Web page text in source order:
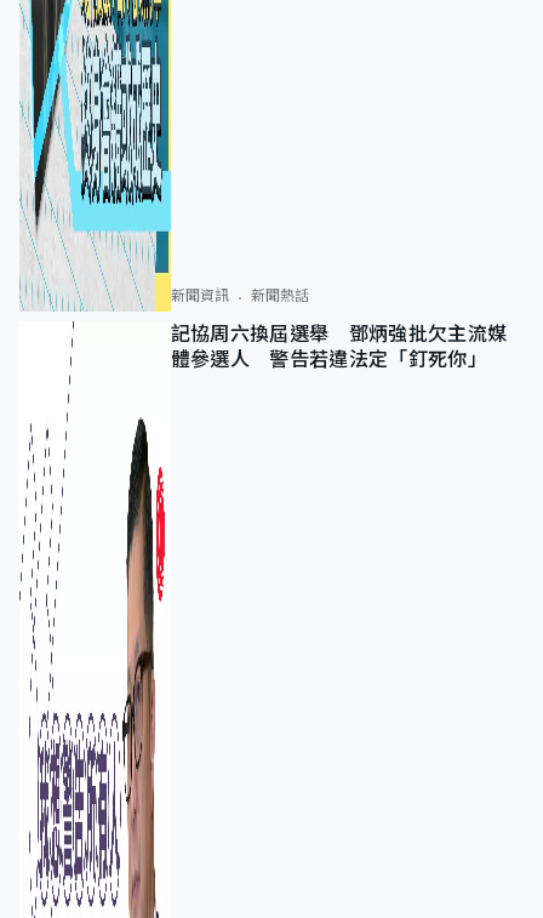
新聞資訊 新聞熱話
記協周六換屆選舉 鄧炳強批欠主流媒
體參選人 警告若違法定「釘死你」